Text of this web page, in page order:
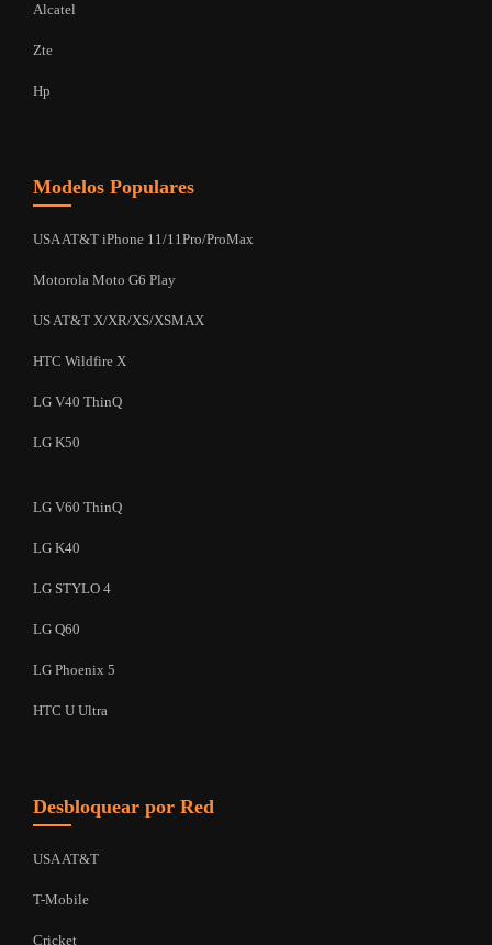
Alcatel
Zte
Hp
Modelos Populares
USA AT&T iPhone 11/11Pro/ProMax
Motorola Moto G6 Play
US AT&T X/XR/XS/XSMAX
HTC Wildfire X
LG V40 ThinQ
LG K50
LG V60 ThinQ
LG K40
LG STYLO 4
LG Q60
LG Phoenix 5
HTC U Ultra
Desbloquear por Red
USA AT&T
T-Mobile
Cricket